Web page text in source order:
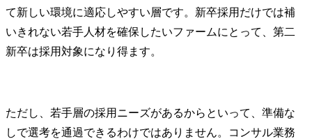
て新しい環境に適応しやすい層です。新卒採用だけでは補
いきれない若手人材を確保したいファームにとって、第二
新卒は採用対象になり得ます。
ただし、若手層の採用ニーズがあるからといって、準備な
しで選考を通過できるわけではありません。コンサル業務